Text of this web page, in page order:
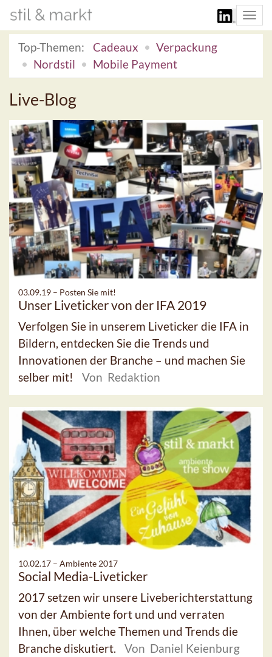
Top-Themen:
Cadeaux
Verpackung
Nordstil
Mobile Payment
Live-Blog
03.09.19 – Posten Sie mit!
Unser Liveticker von der IFA 2019
Verfolgen Sie in unserem Liveticker die IFA in
Bildern, entdecken Sie die Trends und
Innovationen der Branche – und machen Sie
selber mit!
Von Redaktion
10.02.17 – Ambiente 2017
Social Media-Liveticker
2017 setzen wir unsere Liveberichterstattung
von der Ambiente fort und und verraten
Ihnen, über welche Themen und Trends die
Branche diskutiert.
Von Daniel Keienburg